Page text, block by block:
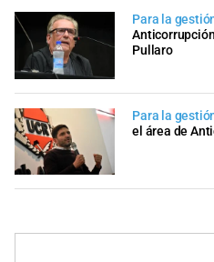
Para la
Pullaro
Para la
el área de